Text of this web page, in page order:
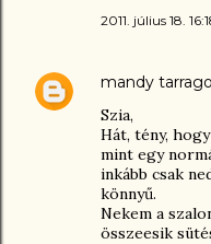
2011. július 18.
mandy
Szia,
Hát, tény,
mint egy
inkább csak
könnyű.
Nekem a
összeesik